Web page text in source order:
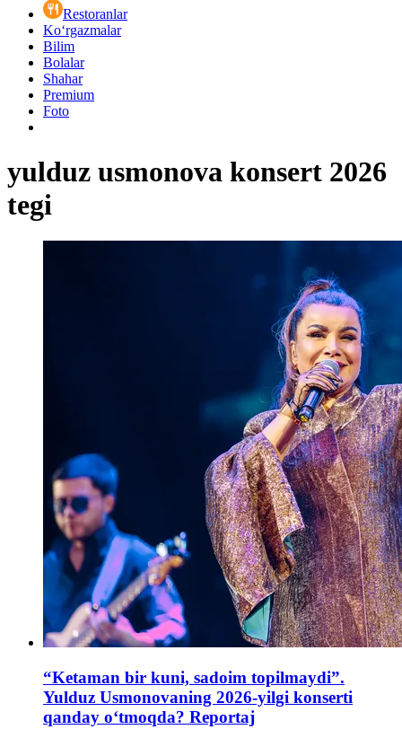
Restoranlar
Ko‘rgazmalar
Bilim
Bolalar
Shahar
Premium
Foto
yulduz usmonova konsert 2026
tegi
“Ketaman bir kuni, sadoim topilmaydi”.
Yulduz Usmonovaning 2026-yilgi konserti
qanday o‘tmoqda? Reportaj